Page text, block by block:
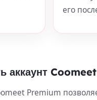
его
аккаунт
Premium